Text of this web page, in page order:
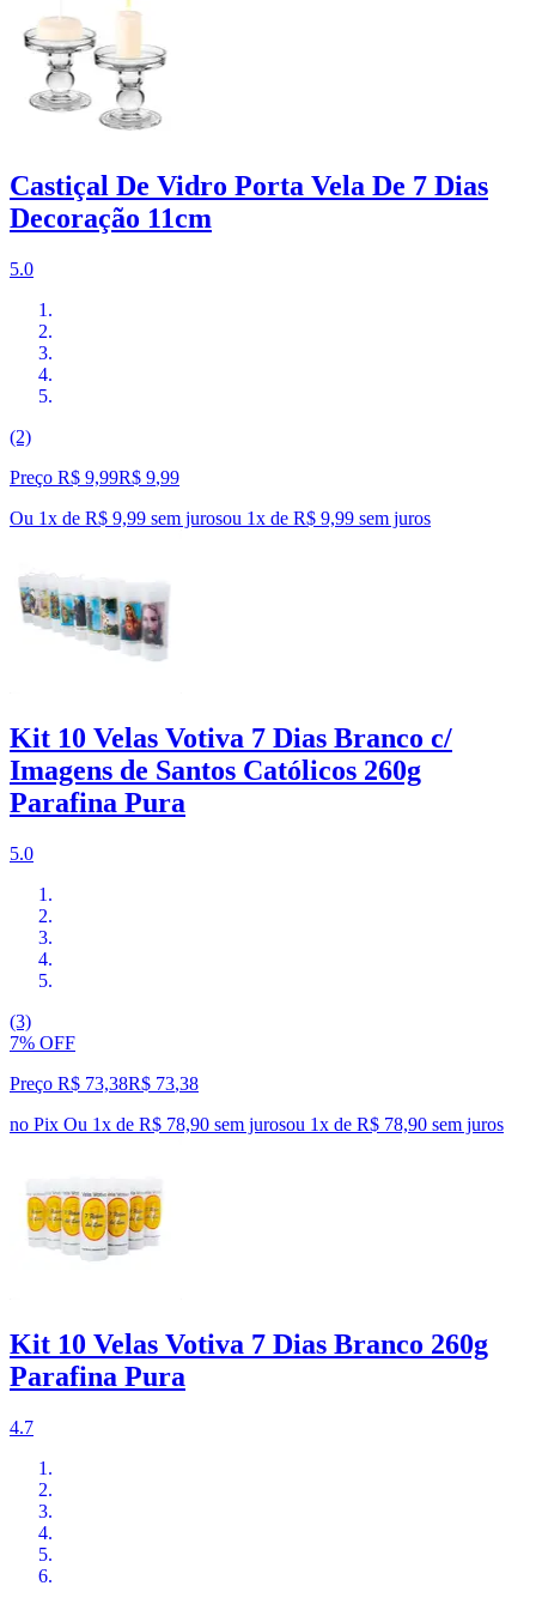
Castiçal De Vidro Porta Vela De 7 Dias
Decoração 11cm
5.0
(2)
Preço R$ 9,99R$ 9,99
Ou 1x de R$ 9,99 sem jurosou 1x de R$ 9,99 sem juros
Kit 10 Velas Votiva 7 Dias Branco c/
Imagens de Santos Católicos 260g
Parafina Pura
5.0
(3)
7% OFF
Preço R$ 73,38R$ 73,38
no Pix Ou 1x de R$ 78,90 sem jurosou 1x de R$ 78,90 sem juros
Kit 10 Velas Votiva 7 Dias Branco 260g
Parafina Pura
4.7